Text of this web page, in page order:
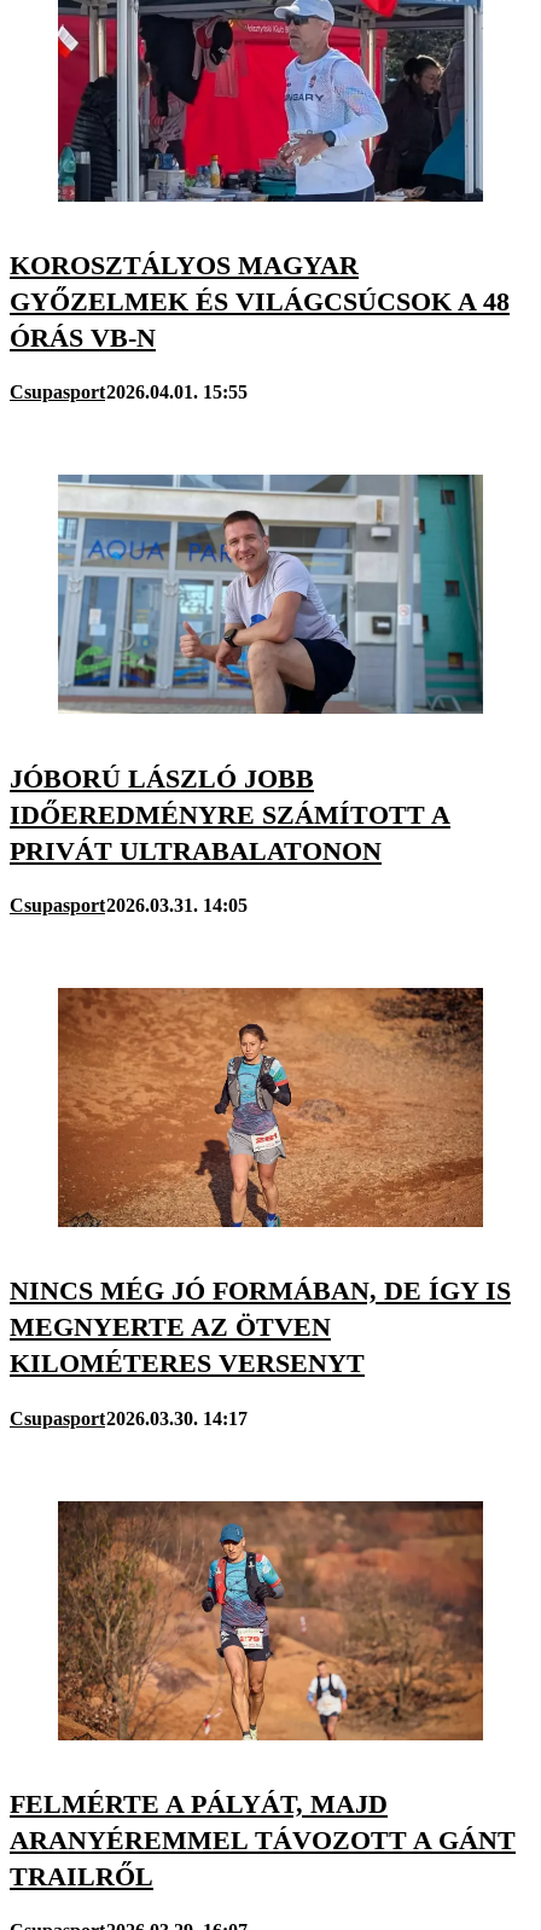
KOROSZTÁLYOS MAGYAR
GYŐZELMEK ÉS VILÁGCSÚCSOK A 48
ÓRÁS VB-N
Csupasport2026.04.01. 15:55
JÓBORÚ LÁSZLÓ JOBB
IDŐEREDMÉNYRE SZÁMÍTOTT A
PRIVÁT ULTRABALATONON
Csupasport2026.03.31. 14:05
NINCS MÉG JÓ FORMÁBAN, DE ÍGY IS
MEGNYERTE AZ ÖTVEN
KILOMÉTERES VERSENYT
Csupasport2026.03.30. 14:17
FELMÉRTE A PÁLYÁT, MAJD
ARANYÉREMMEL TÁVOZOTT A GÁNT
TRAILRŐL